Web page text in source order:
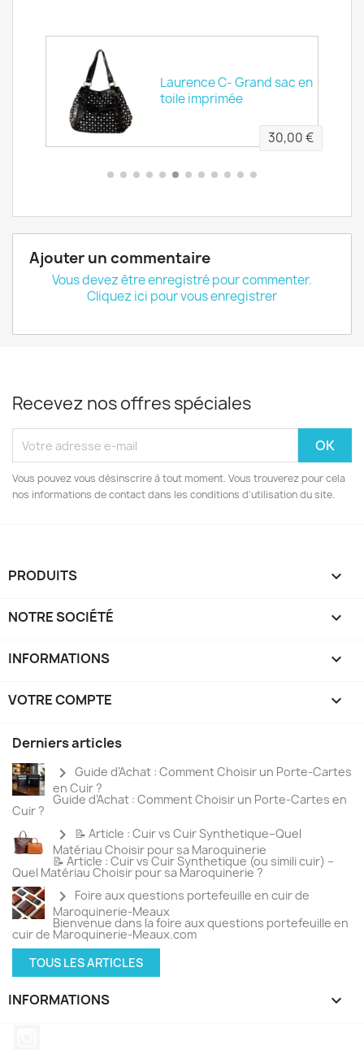
Laurence C- Grand sac en
toile imprimée
30,00 €
Ajouter un commentaire
Vous devez être enregistré pour commenter.
Cliquez ici pour vous enregistrer
Recevez nos offres spéciales
Vous pouvez vous désinscrire à tout moment. Vous trouverez pour cela
nos informations de contact dans les conditions d'utilisation du site.
PRODUITS 
NOTRE SOCIÉTÉ 
INFORMATIONS 
VOTRE COMPTE 
Derniers articles
chevron_right Guide d’Achat : Comment Choisir un Porte-Cartes
en Cuir ?
Guide d’Achat : Comment Choisir un Porte-Cartes en
Cuir ?
chevron_right
📝 Article : Cuir vs Cuir Synthetique–Quel
Matériau Choisir pour sa Maroquinerie
📝 Article : Cuir vs Cuir Synthetique (ou simili cuir) –
Quel Matériau Choisir pour sa Maroquinerie ?
chevron_right
Foire aux questions portefeuille en cuir de
Maroquinerie-Meaux
Bienvenue dans la foire aux questions portefeuille en
cuir de Maroquinerie-Meaux.com
TOUS LES ARTICLES
INFORMATIONS keyboard_arrow_down